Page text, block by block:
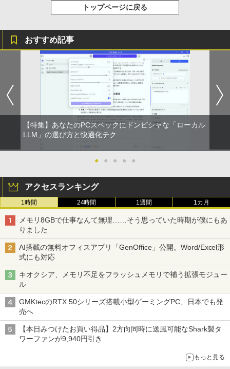
トップページに戻る
おすすめ記事
【特集】あなたのPCスペックにドンピシャな「ローカル
LLM」の選び方と快適化テク
● ● ● ● ●
アクセスランキング
1時間 24時間 1週間 1カ月
メモリ8GBで仕事なんて無理……そう思っていた時期が僕にもあ
りました
AI搭載の無料オフィスアプリ「GenOffice」公開。Word/Excel形
式にも対応
キオクシア、メモリ不足をフラッシュメモリで補う拡張モジュー
ル
GMKtecのRTX 50シリーズ搭載小型ゲーミングPC、日本でも発
売へ
【本日みつけたお買い得品】2方向同時に送風可能なShark製タ
ワーファンが9,940円引き
もっと見る